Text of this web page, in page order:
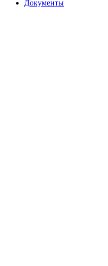
Документы